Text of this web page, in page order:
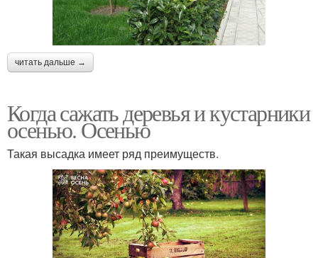
читать дальше →
Когда сажать деревья и кустарники
осенью. Осенью
Такая высадка имеет ряд преимуществ.